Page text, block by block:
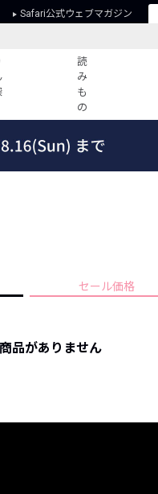
Safari公式ウェブマガジン
読
み
も
の
プライバシーポリシー
セール価格
品がありません